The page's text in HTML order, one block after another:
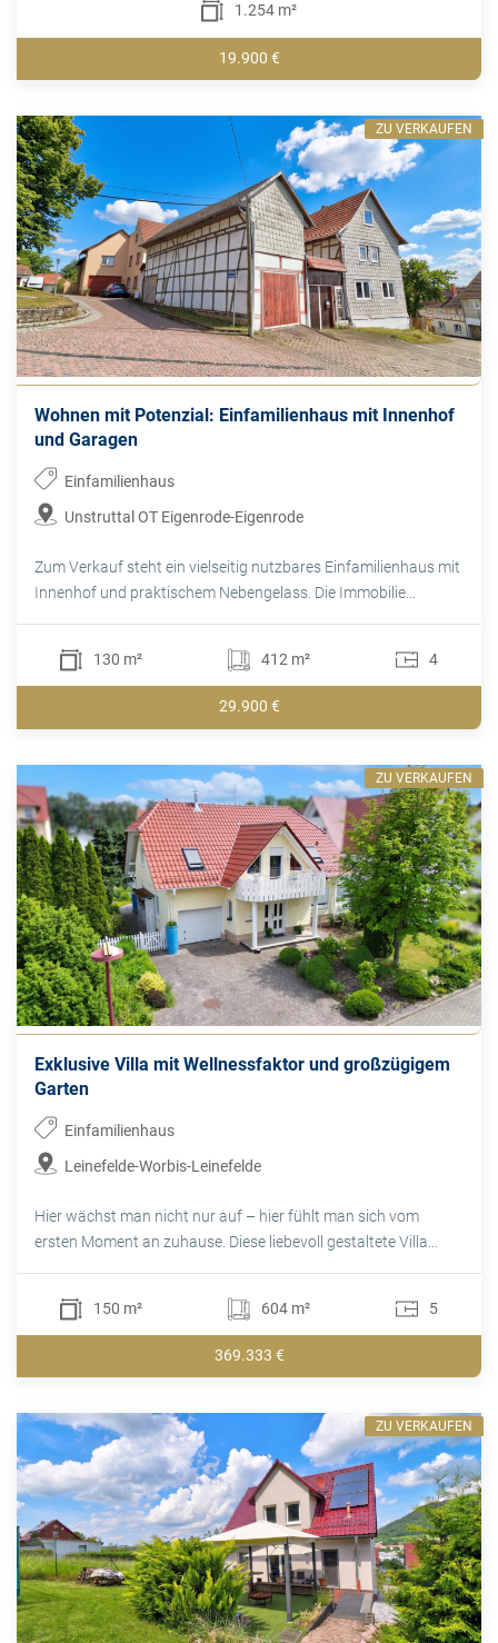
1.254 m²
19.900 €
Wohnen mit Potenzial: Einfamilienhaus mit Innenhof
und Garagen
Einfamilienhaus
Unstruttal OT Eigenrode-Eigenrode
Zum Verkauf steht ein vielseitig nutzbares Einfamilienhaus mit
Innenhof und praktischem Nebengelass. Die Immobilie...
130 m² 412 m² 4
29.900 €
ZU VERKAUFEN
Exklusive Villa mit Wellnessfaktor und großzügigem
Garten
Einfamilienhaus
Leinefelde-Worbis-Leinefelde
Hier wächst man nicht nur auf – hier fühlt man sich vom
ersten Moment an zuhause. Diese liebevoll gestaltete Villa...
150 m² 604 m² 5
369.333 €
ZU VERKAUFEN
ZU VERKAUFEN